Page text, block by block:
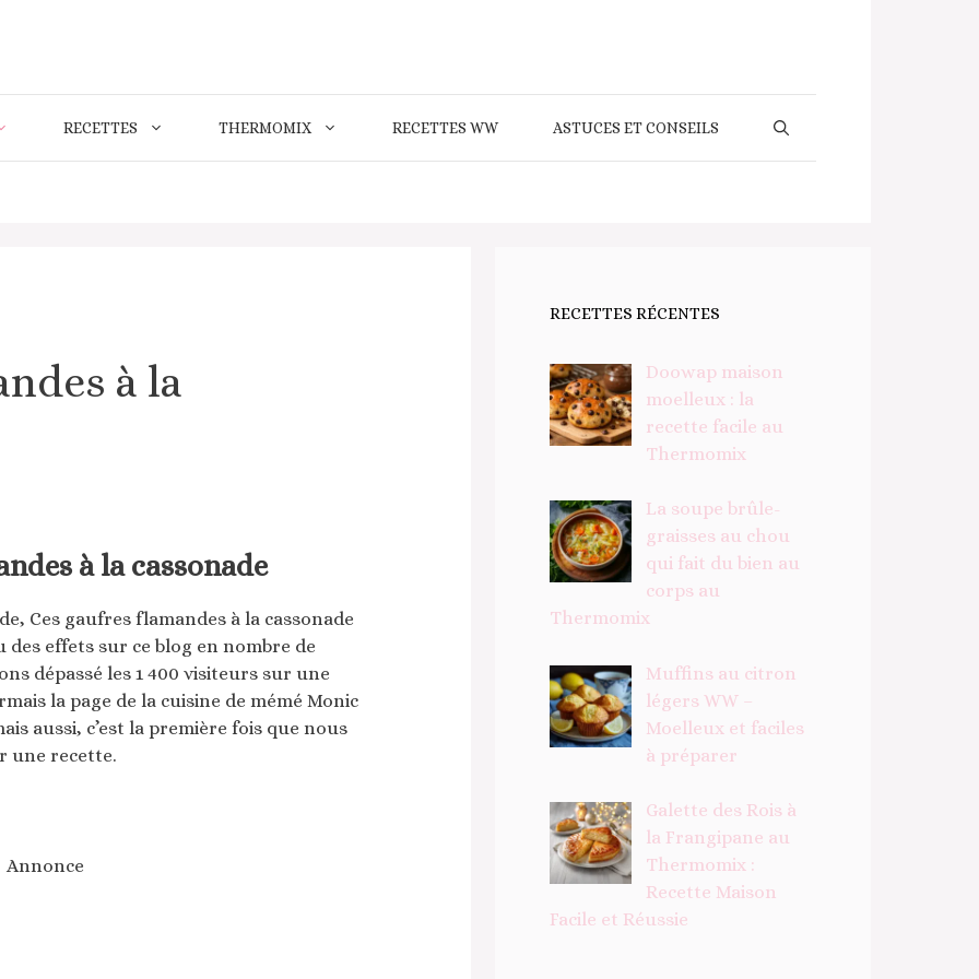
RECETTES THERMOMIX RECETTES WW ASTUCES ET CONSEILS
à la
à la cassonade
Ces gaufres flamandes à la cassonade
effets sur ce blog en nombre de
dépassé les 1 400 visiteurs sur une
la page de la cuisine de mémé Monic
aussi, c’est la première fois que nous
une recette.
Annonce
RECETTES RÉCENTES
Doowap maison
moelleux : la
recette facile au
Thermomix
La soupe brûle-
graisses au chou
qui fait du bien au
corps au
Thermomix
Muffins au citron
légers WW –
Moelleux et faciles
à préparer
Galette des Rois à
la Frangipane au
Thermomix :
Recette Maison
Facile et Réussie